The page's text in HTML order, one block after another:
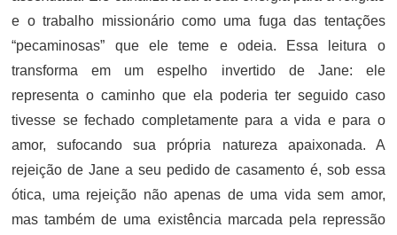
e o trabalho missionário como uma fuga das tentações
“pecaminosas” que ele teme e odeia. Essa leitura o
transforma em um espelho invertido de Jane: ele
representa o caminho que ela poderia ter seguido caso
tivesse se fechado completamente para a vida e para o
amor, sufocando sua própria natureza apaixonada. A
rejeição de Jane a seu pedido de casamento é, sob essa
ótica, uma rejeição não apenas de uma vida sem amor,
mas também de uma existência marcada pela repressão